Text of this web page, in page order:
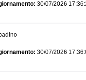
30/07/2026
30/07/2026